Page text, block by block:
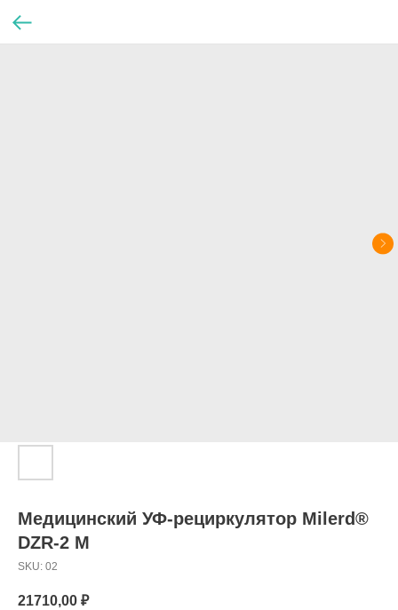
Медицинский УФ-рециркулятор Milerd®
DZR-2 М
SKU: 02
21710,00 ₽